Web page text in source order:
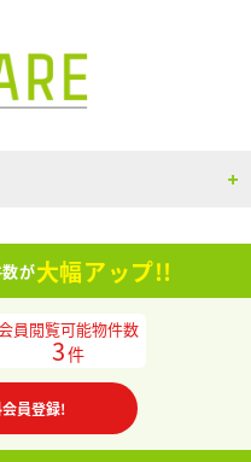
が大幅アップ!!
員閲覧可能物件数
3件
員登録!